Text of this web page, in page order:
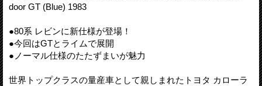
door GT (Blue) 1983
●80系 レビンに新仕様が登場！
●今回はGTとライムで展開
●ノーマル仕様のたたずまいが魅力
世界トップクラスの量産車として親しまれたトヨタ カローラ